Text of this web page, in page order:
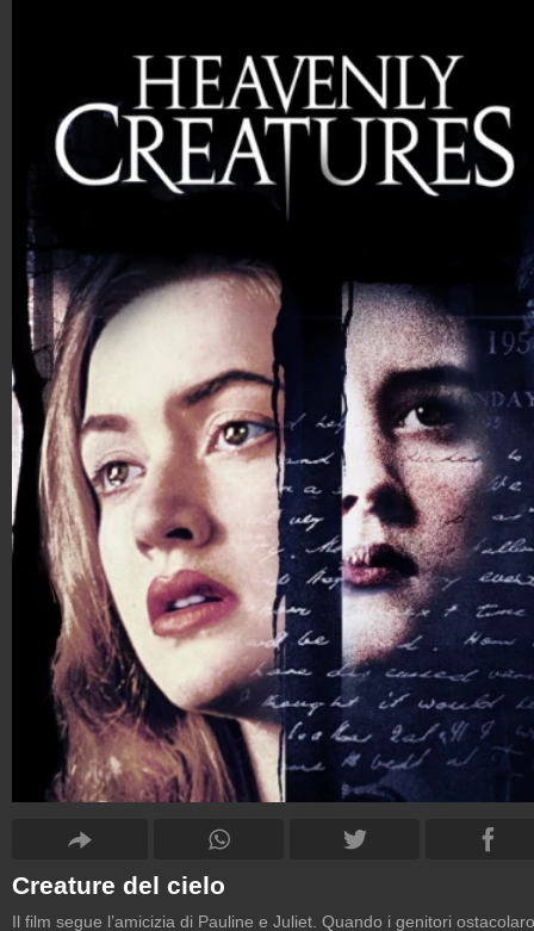
Creature del cielo
Il film segue l’amicizia di Pauline e Juliet. Quando i genitori